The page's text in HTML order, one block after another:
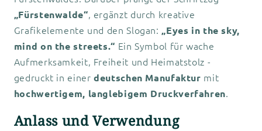
„Fürstenwalde“, ergänzt durch kreative
Grafikelemente und den Slogan: „Eyes in the sky,
mind on the streets.“ Ein Symbol für wache
Aufmerksamkeit, Freiheit und Heimatstolz -
gedruckt in einerdeutschen Manufaktur mit
hochwertigem, langlebigem Druckverfahren.
Anlass und Verwendung